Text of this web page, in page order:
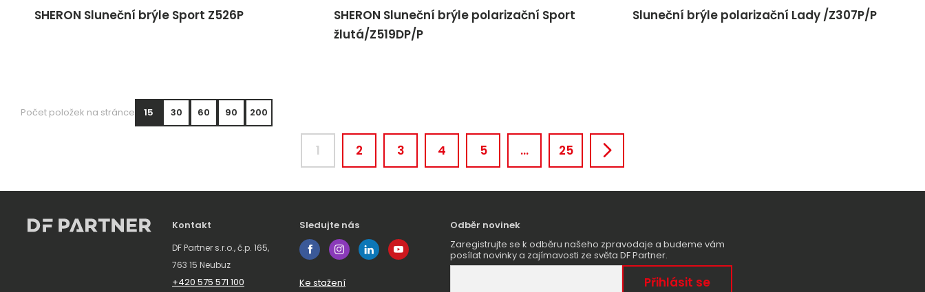
SHERON Sluneční brýle Sport Z526P
SHERON Sluneční brýle polarizační Sport
žlutá/Z519DP/P
Sluneční brýle polarizační Lady /Z307P/P
Počet položek na stránce 15 30 60 90 200
1 2 3 4 5 ... 25
Kontakt
DF Partner s.r.o., č.p. 165,
763 15 Neubuz
+420 575 571 100
Sledujte nás
Ke stažení
Odběr novinek
Zaregistrujte se k odběru našeho zpravodaje a budeme vám
posílat novinky a zajímavosti ze světa DF Partner.